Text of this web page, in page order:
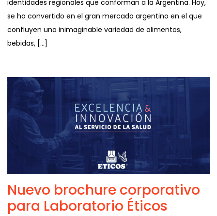
identidades regionales que conforman a la Argentina. Hoy,
se ha convertido en el gran mercado argentino en el que
confluyen una inimaginable variedad de alimentos,
bebidas, […]
Nuevo brochure corporativo
para Laboratorio Éticos